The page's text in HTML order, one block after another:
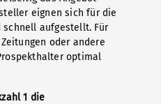
eignen sich für die
schnell aufgestellt. Für
oder andere
optimal
1 die